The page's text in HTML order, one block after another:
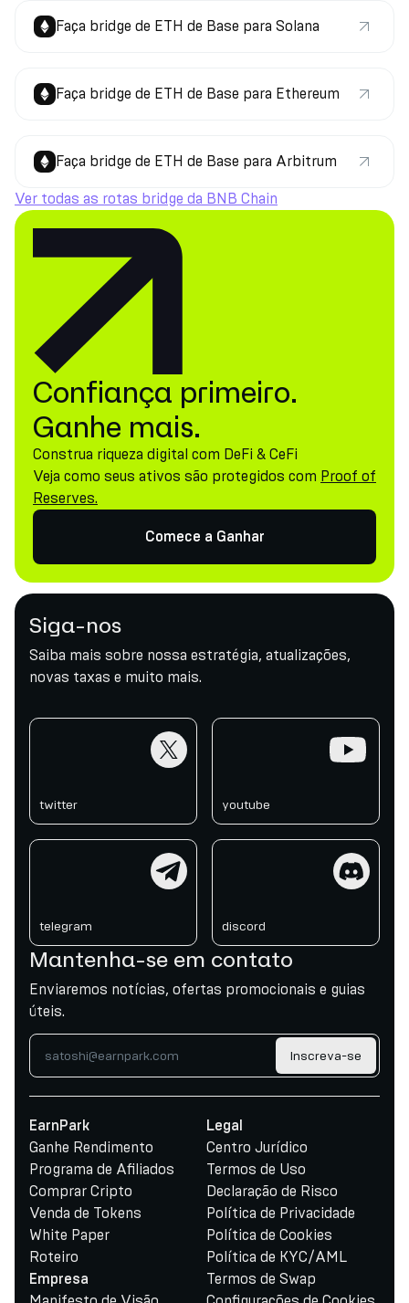
Faça bridge de ETH de Base para Solana
Faça bridge de ETH de Base para Ethereum
Faça bridge de ETH de Base para Arbitrum
Ver todas as rotas bridge da BNB Chain
Confiança primeiro.
Ganhe mais.
Construa riqueza digital com DeFi & CeFi
Veja como seus ativos são protegidos com Proof of
Reserves.
Comece a Ganhar
Siga-nos
Saiba mais sobre nossa estratégia, atualizações,
novas taxas e muito mais.
twitter youtube
telegram discord
Mantenha-se em contato
Enviaremos notícias, ofertas promocionais e guias
úteis.
Inscreva-se
EarnPark
Ganhe Rendimento
Programa de Afiliados
Comprar Cripto
Venda de Tokens
White Paper
Roteiro
Empresa
Legal
Centro Jurídico
Termos de Uso
Declaração de Risco
Política de Privacidade
Política de Cookies
Política de KYC/AML
Termos de Swap